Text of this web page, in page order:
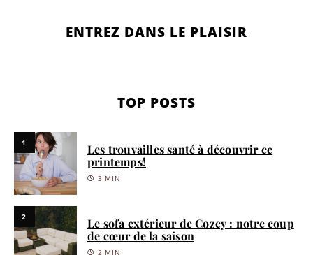
ENTREZ DANS LE PLAISIR
TOP POSTS
1
Les trouvailles santé à découvrir ce
printemps!
3 MIN
2
Le sofa extérieur de Cozey : notre coup
de cœur de la saison
2 MIN